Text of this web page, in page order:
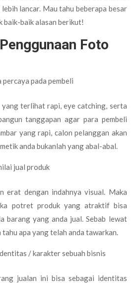
lancar. Mau tahu beberapa besar
baik-baik alasan berikut!
Foto
pada pembeli
yang terlihat rapi, eye catching, serta
tanggapan agar para pembeli
yang rapi, calon pelanggan akan
anda bukanlah yang abal-abal.
jual produk
erat dengan indahnya visual. Maka
potret produk yang atraktif bisa
barang yang anda jual. Sebab lewat
apa yang telah anda tawarkan.
/ karakter sebuah bisnis
jualan ini bisa sebagai identitas